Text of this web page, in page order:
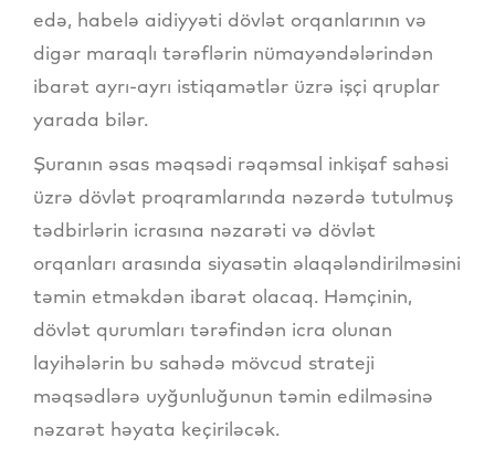
edə, habelə aidiyyəti dövlət orqanlarının və
digər maraqlı tərəflərin nümayəndələrindən
ibarət ayrı-ayrı istiqamətlər üzrə işçi qruplar
yarada bilər.
Şuranın əsas məqsədi rəqəmsal inkişaf sahəsi
üzrə dövlət proqramlarında nəzərdə tutulmuş
tədbirlərin icrasına nəzarəti və dövlət
orqanları arasında siyasətin əlaqələndirilməsini
təmin etməkdən ibarət olacaq. Həmçinin,
dövlət qurumları tərəfindən icra olunan
layihələrin bu sahədə mövcud strateji
məqsədlərə uyğunluğunun təmin edilməsinə
nəzarət həyata keçiriləcək.